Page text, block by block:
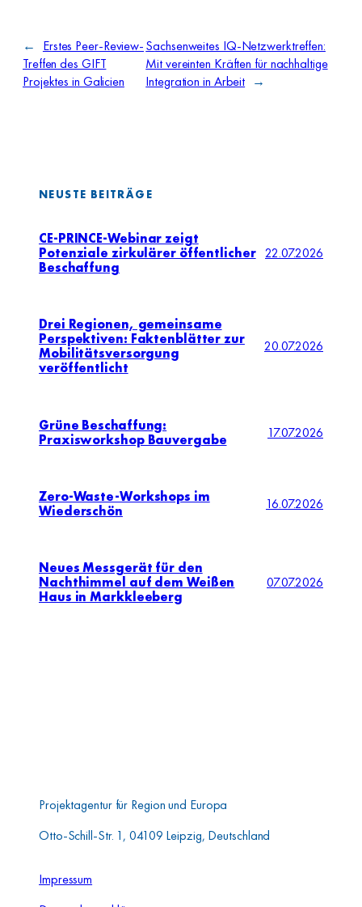
←
Erstes Peer-Review-
Treffen des GIFT
Projektes in Galicien
Sachsenweites IQ-Netzwerktreffen:
Mit vereinten Kräften für nachhaltige
Integration in Arbeit →
NEUSTE BEITRÄGE
CE-PRINCE-Webinar zeigt
Potenziale zirkulärer öffentlicher
Beschaffung
22.07.2026
Drei Regionen, gemeinsame
Perspektiven: Faktenblätter zur
Mobilitätsversorgung
veröffentlicht
20.07.2026
Grüne Beschaffung:
Praxisworkshop Bauvergabe
17.07.2026
Zero-Waste-Workshops im
Wiederschön
16.07.2026
Neues Messgerät für den
Nachthimmel auf dem Weißen
Haus in Markkleeberg
07.07.2026
Projektagentur für Region und Europa
Otto-Schill-Str. 1, 04109 Leipzig, Deutschland
Impressum